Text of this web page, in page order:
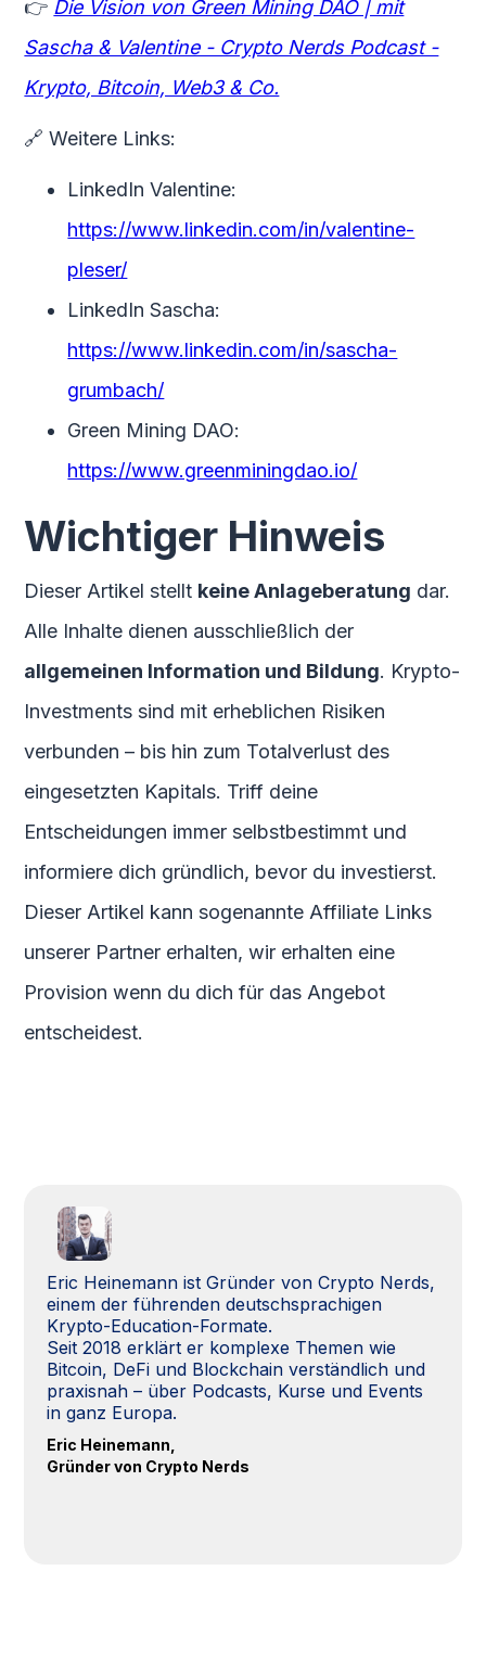
👉 Die Vision von Green Mining DAO | mit
Sascha & Valentine - Crypto Nerds Podcast -
Krypto, Bitcoin, Web3 & Co.
🔗 Weitere Links:
LinkedIn Valentine:
https://www.linkedin.com/in/valentine-
pleser/
LinkedIn Sascha:
https://www.linkedin.com/in/sascha-
grumbach/
Green Mining DAO:
https://www.greenminingdao.io/
Wichtiger Hinweis
Dieser Artikel stellt keine Anlageberatung dar.
Alle Inhalte dienen ausschließlich der
allgemeinen Information und Bildung. Krypto-
Investments sind mit erheblichen Risiken
verbunden – bis hin zum Totalverlust des
eingesetzten Kapitals. Triff deine
Entscheidungen immer selbstbestimmt und
informiere dich gründlich, bevor du investierst.
Dieser Artikel kann sogenannte Affiliate Links
unserer Partner erhalten, wir erhalten eine
Provision wenn du dich für das Angebot
entscheidest.
Eric Heinemann ist Gründer von Crypto Nerds,
einem der führenden deutschsprachigen
Krypto-Education-Formate.
Seit 2018 erklärt er komplexe Themen wie
Bitcoin, DeFi und Blockchain verständlich und
praxisnah – über Podcasts, Kurse und Events
in ganz Europa.
Eric Heinemann,
Gründer von Crypto Nerds